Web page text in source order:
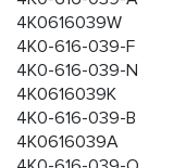
4K0616039W
4K0-616-039-F
4K0-616-039-N
4K0616039K
4K0-616-039-B
4K0616039A